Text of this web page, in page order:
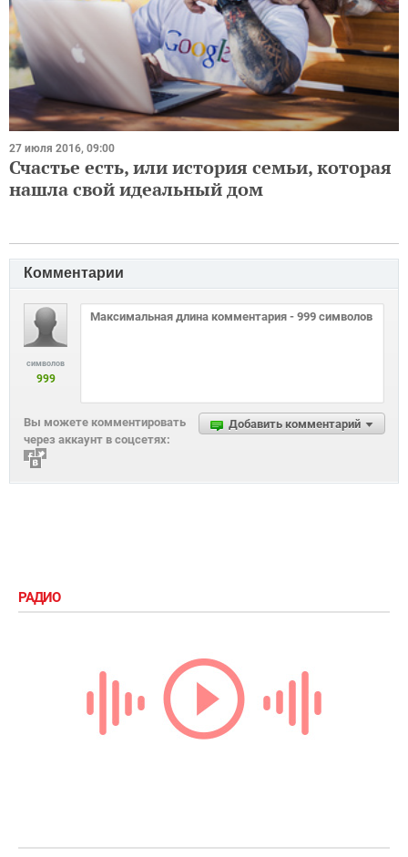
27 июля 2016, 09:00
Счастье есть, или история семьи, которая
нашла свой идеальный дом
Комментарии
символов
999
Добавить комментарий
Вы можете комментировать
через аккаунт в соцсетях:
РАДИО